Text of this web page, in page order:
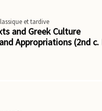
et tardive
and Greek Culture
Appropriations (2nd c.